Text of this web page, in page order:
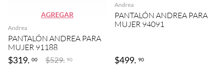
AGREGAR
Andrea
PANTALÓN ANDREA PARA
MUJER 91188
$319. 00 $529. 90
Andrea
PANTALÓN ANDREA PARA
MUJER 94091
$499. 90